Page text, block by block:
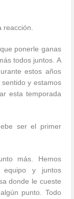
ponerle ganas
todos juntos. A
estos años
y estamos
esta temporada
ser el primer
más. Hemos
equipo y juntos
donde le cueste
punto. Todo